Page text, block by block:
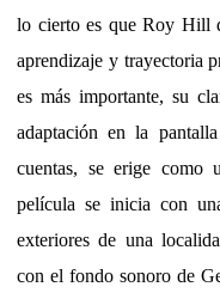
lo cierto es que Roy Hill
aprendizaje y trayectoria
es más importante, su
adaptación en la
cuentas, se erige como
película se inicia con
exteriores de una
con el fondo sonoro de